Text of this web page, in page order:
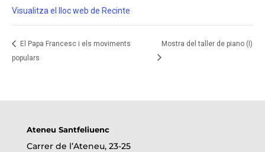
Visualitza el lloc web de Recinte
El Papa Francesc i els moviments
populars
Mostra del taller de piano (I)
Ateneu Santfeliuenc
Carrer de l’Ateneu, 23-25